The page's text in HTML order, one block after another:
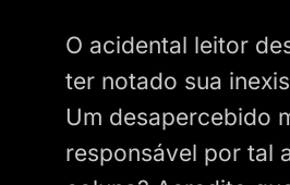
O acidental leitor
ter notado sua
Um desapercebido
responsável por tal